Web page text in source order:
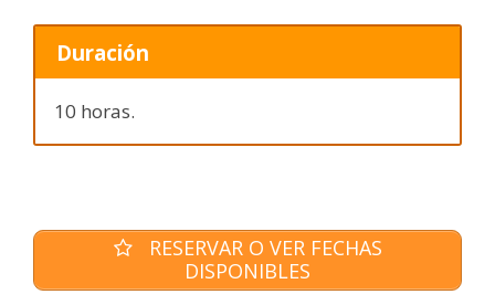
Duración
10 horas.
RESERVAR O VER FECHAS
DISPONIBLES